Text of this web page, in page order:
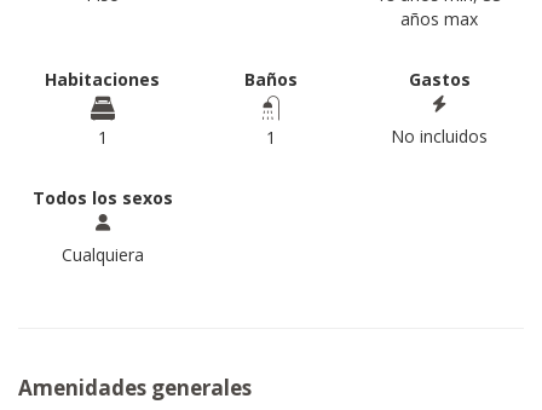
años max
Habitaciones
1
Baños
1
Gastos
No incluidos
Todos los sexos
Cualquiera
Amenidades generales